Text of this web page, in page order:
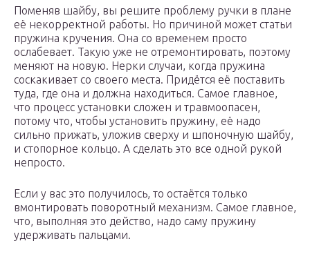
Поменяв шайбу, вы решите проблему ручки в плане
её некорректной работы. Но причиной может статьи
пружина кручения. Она со временем просто
ослабевает. Такую уже не отремонтировать, поэтому
меняют на новую. Нерки случаи, когда пружина
соскакивает со своего места. Придётся её поставить
туда, где она и должна находиться. Самое главное,
что процесс установки сложен и травмоопасен,
потому что, чтобы установить пружину, её надо
сильно прижать, уложив сверху и шпоночную шайбу,
и стопорное кольцо. А сделать это все одной рукой
непросто.
Если у вас это получилось, то остаётся только
вмонтировать поворотный механизм. Самое главное,
что, выполняя это действо, надо саму пружину
удерживать пальцами.